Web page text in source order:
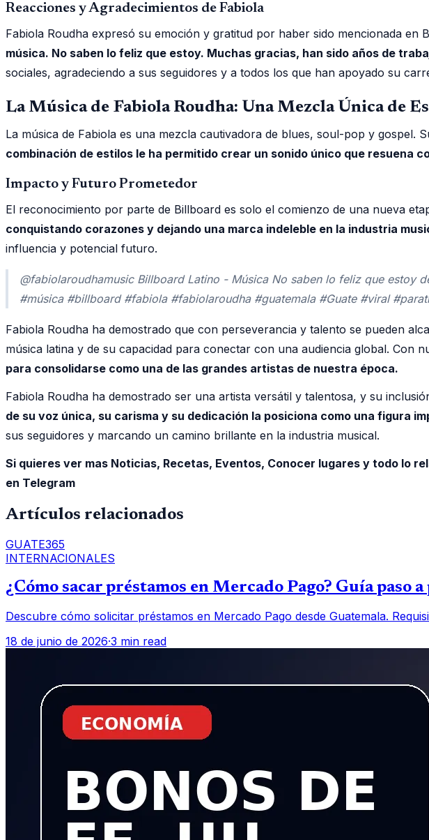
Reacciones y Agradecimientos de Fabiola
Fabiola Roudha expresó su emoción y gratitud por haber sido mencionada en
música. No saben lo feliz que estoy. Muchas gracias, han sido años de
sociales, agradeciendo a sus seguidores y a todos los que han apoyado su
La Música de Fabiola Roudha: Una Mezcla Única de
La música de Fabiola es una mezcla cautivadora de blues, soul-pop y gospel.
combinación de estilos le ha permitido crear un sonido único que resuena
Impacto y Futuro Prometedor
El reconocimiento por parte de Billboard es solo el comienzo de una nueva
conquistando corazones y dejando una marca indeleble en la industria
influencia y potencial futuro.
@fabiolaroudhamusic Billboard Latino - Música No saben lo feliz que estoy
#música #billboard #fabiola #fabiolaroudha #guatemala #Guate #viral
Fabiola Roudha ha demostrado que con perseverancia y talento se pueden
música latina y de su capacidad para conectar con una audiencia global. Con
para consolidarse como una de las grandes artistas de nuestra época.
Fabiola Roudha ha demostrado ser una artista versátil y talentosa, y su
de su voz única, su carisma y su dedicación la posiciona como una figura
sus seguidores y marcando un camino brillante en la industria musical.
Si quieres ver mas Noticias, Recetas, Eventos, Conocer lugares y todo lo
en Telegram
Artículos relacionados
GUATE365
INTERNACIONALES
¿Cómo sacar préstamos en Mercado Pago? Guía paso
Descubre cómo solicitar préstamos en Mercado Pago desde Guatemala.
18 de junio de 2026·3 min read